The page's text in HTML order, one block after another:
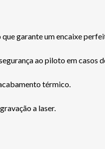
garante um encaixe
ao piloto em casos
térmico.
a laser.